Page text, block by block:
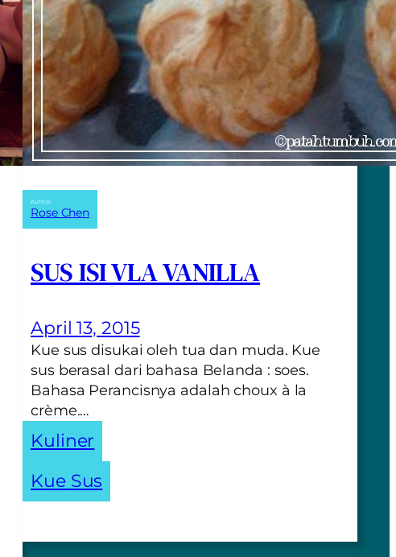
Author:
Rose Chen
SUS ISI VLA VANILLA
April 13, 2015
Kue sus disukai oleh tua dan muda. Kue
sus berasal dari bahasa Belanda : soes.
Bahasa Perancisnya adalah choux à la
crème.…
Kuliner
Kue Sus